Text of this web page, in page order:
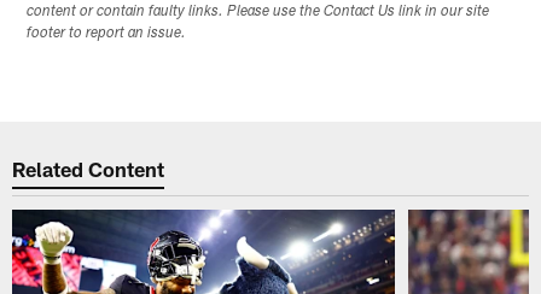
content or contain faulty links. Please use the Contact Us link in our site
footer to report an issue.
Related Content